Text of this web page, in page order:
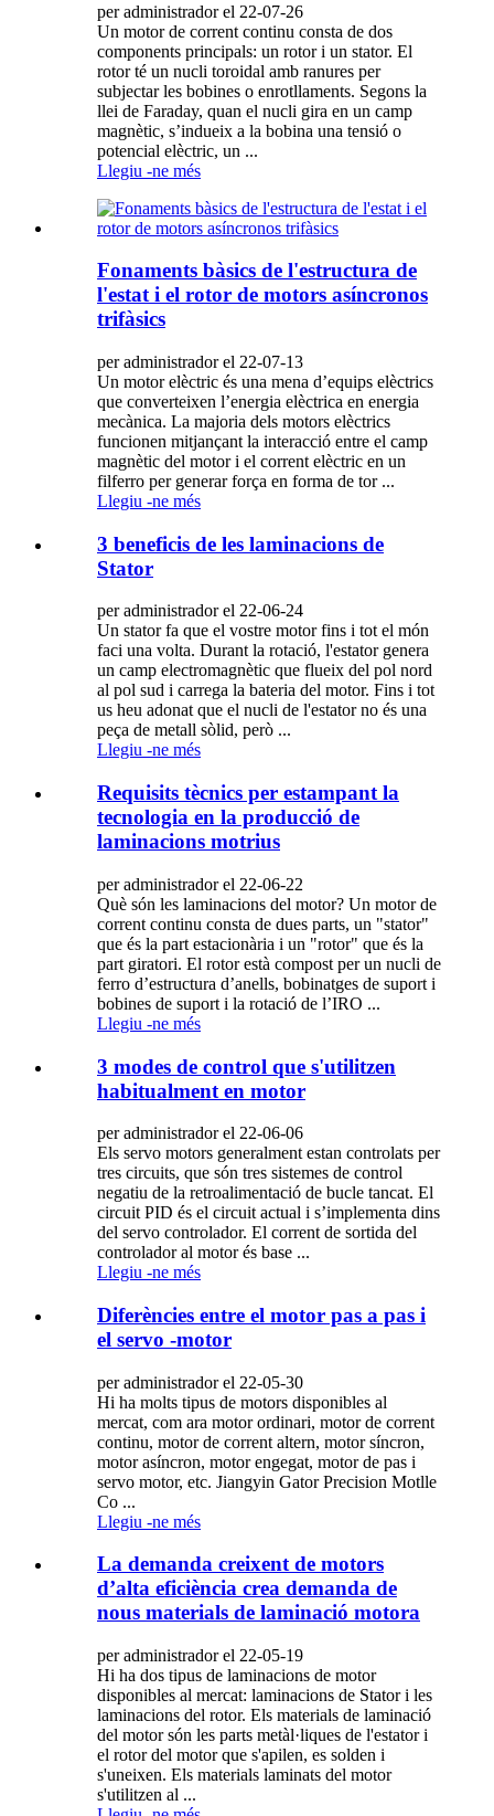
per administrador el 22-07-26
Un motor de corrent continu consta de dos
components principals: un rotor i un stator. El
rotor té un nucli toroidal amb ranures per
subjectar les bobines o enrotllaments. Segons la
llei de Faraday, quan el nucli gira en un camp
magnètic, s’indueix a la bobina una tensió o
potencial elèctric, un ...
Llegiu -ne més
Fonaments bàsics de l'estructura de
l'estat i el rotor de motors asíncronos
trifàsics
per administrador el 22-07-13
Un motor elèctric és una mena d’equips elèctrics
que converteixen l’energia elèctrica en energia
mecànica. La majoria dels motors elèctrics
funcionen mitjançant la interacció entre el camp
magnètic del motor i el corrent elèctric en un
filferro per generar força en forma de tor ...
Llegiu -ne més
3 beneficis de les laminacions de
Stator
per administrador el 22-06-24
Un stator fa que el vostre motor fins i tot el món
faci una volta. Durant la rotació, l'estator genera
un camp electromagnètic que flueix del pol nord
al pol sud i carrega la bateria del motor. Fins i tot
us heu adonat que el nucli de l'estator no és una
peça de metall sòlid, però ...
Llegiu -ne més
Requisits tècnics per estampant la
tecnologia en la producció de
laminacions motrius
per administrador el 22-06-22
Què són les laminacions del motor? Un motor de
corrent continu consta de dues parts, un "stator"
que és la part estacionària i un "rotor" que és la
part giratori. El rotor està compost per un nucli de
ferro d’estructura d’anells, bobinatges de suport i
bobines de suport i la rotació de l’IRO ...
Llegiu -ne més
3 modes de control que s'utilitzen
habitualment en motor
per administrador el 22-06-06
Els servo motors generalment estan controlats per
tres circuits, que són tres sistemes de control
negatiu de la retroalimentació de bucle tancat. El
circuit PID és el circuit actual i s’implementa dins
del servo controlador. El corrent de sortida del
controlador al motor és base ...
Llegiu -ne més
Diferències entre el motor pas a pas i
el servo -motor
per administrador el 22-05-30
Hi ha molts tipus de motors disponibles al
mercat, com ara motor ordinari, motor de corrent
continu, motor de corrent altern, motor síncron,
motor asíncron, motor engegat, motor de pas i
servo motor, etc. Jiangyin Gator Precision Motlle
Co ...
Llegiu -ne més
La demanda creixent de motors
d’alta eficiència crea demanda de
nous materials de laminació motora
per administrador el 22-05-19
Hi ha dos tipus de laminacions de motor
disponibles al mercat: laminacions de Stator i les
laminacions del rotor. Els materials de laminació
del motor són les parts metàl·liques de l'estator i
el rotor del motor que s'apilen, es solden i
s'uneixen. Els materials laminats del motor
s'utilitzen al ...